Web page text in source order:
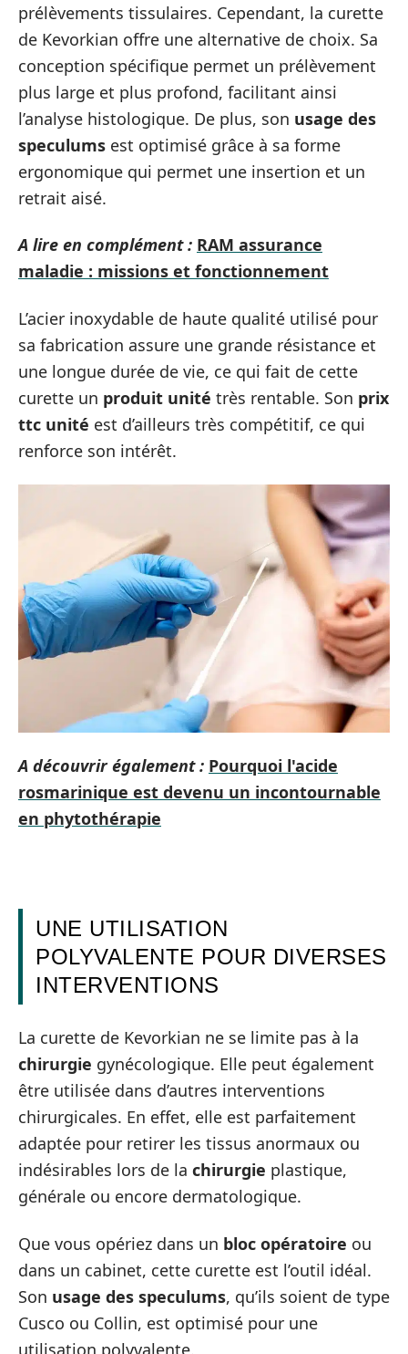
prélèvements tissulaires. Cependant, la curette
de Kevorkian offre une alternative de choix. Sa
conception spécifique permet un prélèvement
plus large et plus profond, facilitant ainsi
l’analyse histologique. De plus, son usage des
speculums est optimisé grâce à sa forme
ergonomique qui permet une insertion et un
retrait aisé.
A lire en complément : RAM assurance
maladie : missions et fonctionnement
L’acier inoxydable de haute qualité utilisé pour
sa fabrication assure une grande résistance et
une longue durée de vie, ce qui fait de cette
curette un produit unité très rentable. Son prix
ttc unité est d’ailleurs très compétitif, ce qui
renforce son intérêt.
A découvrir également : Pourquoi l'acide
rosmarinique est devenu un incontournable
en phytothérapie
UNE UTILISATION
POLYVALENTE POUR DIVERSES
INTERVENTIONS
La curette de Kevorkian ne se limite pas à la
chirurgie gynécologique. Elle peut également
être utilisée dans d’autres interventions
chirurgicales. En effet, elle est parfaitement
adaptée pour retirer les tissus anormaux ou
indésirables lors de la chirurgie plastique,
générale ou encore dermatologique.
Que vous opériez dans un bloc opératoire ou
dans un cabinet, cette curette est l’outil idéal.
Son usage des speculums, qu’ils soient de type
Cusco ou Collin, est optimisé pour une
utilisation polyvalente.